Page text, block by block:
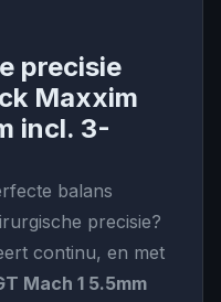
precisie
Maxxim
incl. 3-
balans
precisie?
continu, en met
Mach 1 5.5mm